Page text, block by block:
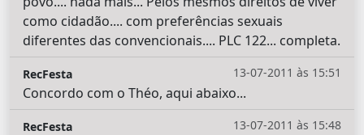
como cidadão.... com preferências sexuais
diferentes das convencionais.... PLC 122... completa.
13-07-2011 às 15:51
RecFesta
Concordo com o Théo, aqui abaixo...
13-07-2011 às 15:48
RecFesta